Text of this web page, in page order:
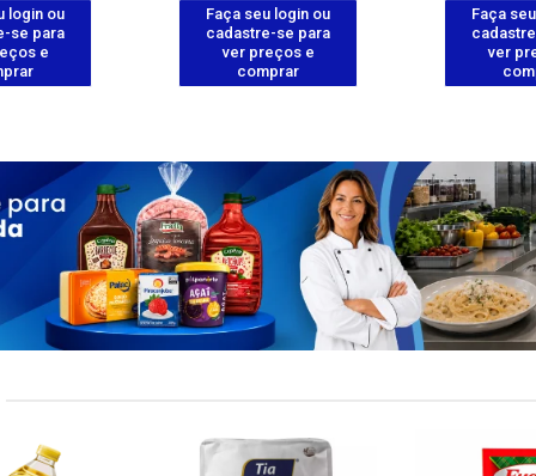
login ou
se para
e
Faça seu login ou
cadastre-se para
ver preços e
comprar
Faça
ver